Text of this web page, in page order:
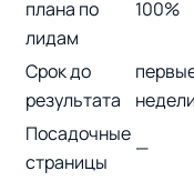
плана по
лидам
100%
Срок до
результата
недели
Посадочные
страницы
—